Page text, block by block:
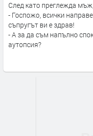
След като преглежда
- Госпожо, всички
съпругът ви е здрав!
- А за да съм напълно
аутопсия?